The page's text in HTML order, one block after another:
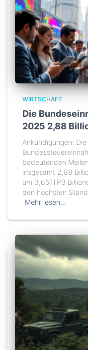
WIRTSCHAFT
Die
2025 2,88
Ankündigungen:
bedeutenden
insgesamt 2,88
um 3,651TP3
den höchsten
Mehr lesen…